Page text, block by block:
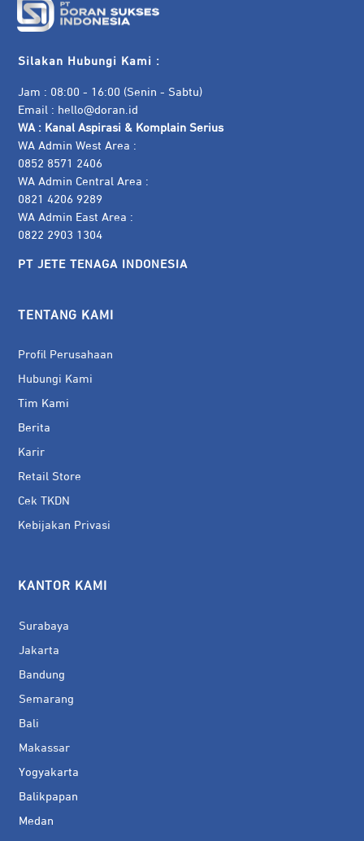
Silakan Hubungi Kami :
Jam : 08:00 - 16:00 (Senin - Sabtu)
Email : hello@doran.id
WA : Kanal Aspirasi & Komplain Serius
WA Admin West Area :
0852 8571 2406
WA Admin Central Area :
0821 4206 9289
WA Admin East Area :
0822 2903 1304
PT JETE TENAGA INDONESIA
TENTANG KAMI
Profil Perusahaan
Hubungi Kami
Tim Kami
Berita
Karir
Retail Store
Cek TKDN
Kebijakan Privasi
KANTOR KAMI
Surabaya
Jakarta
Bandung
Semarang
Bali
Makassar
Yogyakarta
Balikpapan
Medan